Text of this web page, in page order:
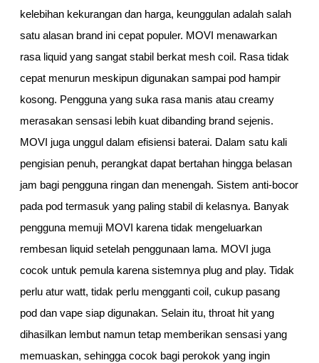
kelebihan kekurangan dan harga, keunggulan adalah salah
satu alasan brand ini cepat populer. MOVI menawarkan
rasa liquid yang sangat stabil berkat mesh coil. Rasa tidak
cepat menurun meskipun digunakan sampai pod hampir
kosong. Pengguna yang suka rasa manis atau creamy
merasakan sensasi lebih kuat dibanding brand sejenis.
MOVI juga unggul dalam efisiensi baterai. Dalam satu kali
pengisian penuh, perangkat dapat bertahan hingga belasan
jam bagi pengguna ringan dan menengah. Sistem anti-bocor
pada pod termasuk yang paling stabil di kelasnya. Banyak
pengguna memuji MOVI karena tidak mengeluarkan
rembesan liquid setelah penggunaan lama. MOVI juga
cocok untuk pemula karena sistemnya plug and play. Tidak
perlu atur watt, tidak perlu mengganti coil, cukup pasang
pod dan vape siap digunakan. Selain itu, throat hit yang
dihasilkan lembut namun tetap memberikan sensasi yang
memuaskan, sehingga cocok bagi perokok yang ingin